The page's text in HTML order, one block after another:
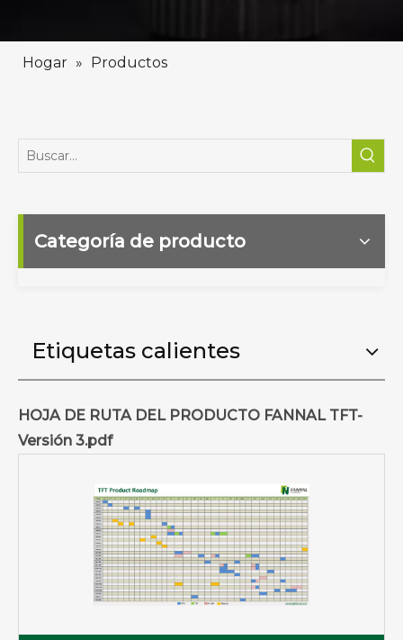
Hogar » Productos
Categoría de producto
Etiquetas calientes
HOJA DE RUTA DEL PRODUCTO FANNAL TFT-
Versión 3.pdf